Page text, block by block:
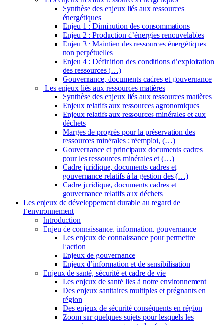
Synthèse des enjeux liés aux ressources
énergétiques
Enjeu 1 : Diminution des consommations
Enjeu 2 : Production d’énergies renouvelables
Enjeu 3 : Maintien des ressources énergétiques
non perpétuelles
Enjeu 4 : Définition des conditions d’exploitation
des ressources (…)
Gouvernance, documents cadres et gouvernance
Les enjeux liés aux ressources matières
Synthèse des enjeux liés aux ressources matières
Enjeux relatifs aux ressources agronomiques
Enjeux relatifs aux ressources minérales et aux
déchets
Marges de progrès pour la préservation des
ressources minérales : réemploi, (…)
Gouvernance et principaux documents cadres
pour les ressources minérales et (…)
Cadre juridique, documents cadres et
gouvernance relatifs à la gestion des (…)
Cadre juridique, documents cadres et
gouvernance relatifs aux déchets
Les enjeux de développement durable au regard de
l’environnement
Introduction
Enjeu de connaissance, information, gouvernance
Les enjeux de connaissance pour permettre
l’action
Enjeux de gouvernance
Enjeux d’information et de sensibilisation
Enjeux de santé, sécurité et cadre de vie
Les enjeux de santé liés à notre environnement
Des enjeux sanitaires multiples et prégnants en
région
Des enjeux de sécurité conséquents en région
Zoom sur quelques sujets pour lesquels les